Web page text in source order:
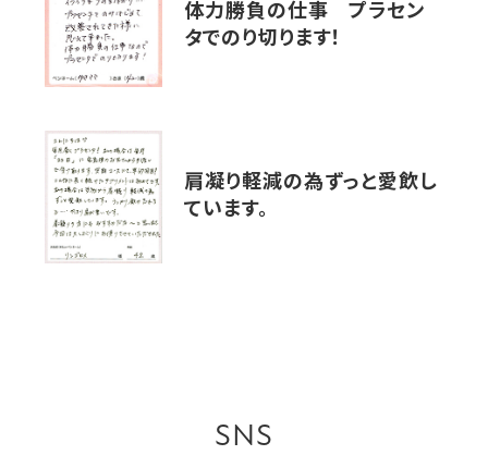
体力勝負の仕事 プラセン
タでのり切ります！
肩凝り軽減の為ずっと愛飲し
ています。
SNS